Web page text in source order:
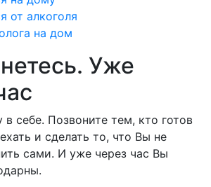
от алкоголя
на дом
Уже
себе. Позвоните тем, кто готов
и сделать то, что Вы не
сами. И уже через час Вы